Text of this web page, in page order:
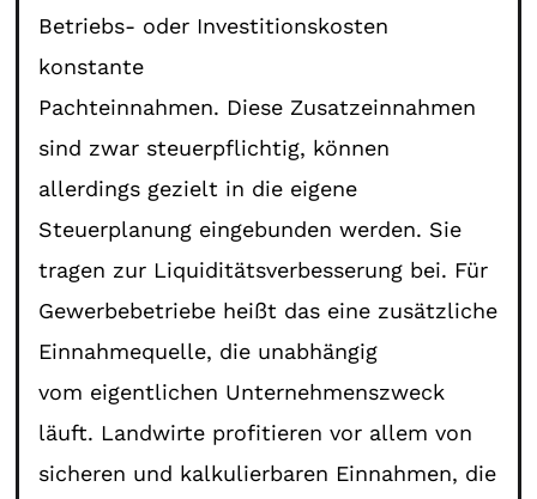
Betriebs- oder Investitionskosten
konstante
Pachteinnahmen. Diese Zusatzeinnahmen
sind zwar steuerpflichtig, können
allerdings gezielt in die eigene
Steuerplanung eingebunden werden. Sie
tragen zur Liquiditätsverbesserung bei. Für
Gewerbebetriebe heißt das eine zusätzliche
Einnahmequelle, die unabhängig
vom eigentlichen Unternehmenszweck
läuft. Landwirte profitieren vor allem von
sicheren und kalkulierbaren Einnahmen, die